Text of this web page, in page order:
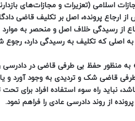
و انقلاب در امور مدنی مصوب ۱۳۷۹ و با لحاظ ماده ۵۹۷ قانون مجازات اسلامی (تعزیرات و مجازات‌های
قضات مصوب ۱۳۹۰، بیانگر این استکه پس از ارجاع پرونده، اصل بر تکلیف قاضی
از رسیدگی خلاف اصل و منحصر به موارد
اصلی که تکلیف به رسیدگی دارد، رجوع
به منظور حفظ بی طرفی قاضی در
قاضی شک و تردیدی به وجود آورد و یا
نباید راه سوء استفاده افراد برای تحت
از روند دادرسی عادی را فراهم نمود.